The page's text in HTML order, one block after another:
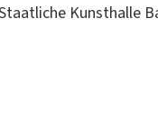
Kunsthalle